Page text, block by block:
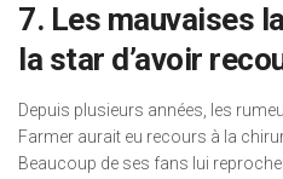
7. Les mauvaises
la star d’avoir
Depuis plusieurs années, les
Farmer aurait eu recours à la
Beaucoup de ses fans lui